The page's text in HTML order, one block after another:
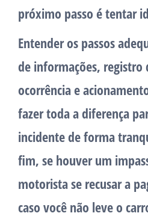
próximo passo é tentar
Entender os passos
de informações,
ocorrência e
fazer toda a diferença
incidente de forma
fim, se houver um
motorista se recusar a
caso você não leve o